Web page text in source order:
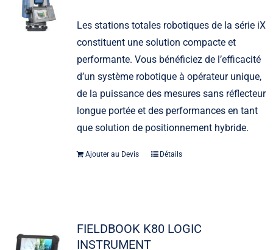
Les stations totales robotiques de la série iX
constituent une solution compacte et
performante. Vous bénéficiez de l’efficacité
d’un système robotique à opérateur unique,
de la puissance des mesures sans réflecteur
longue portée et des performances en tant
que solution de positionnement hybride.
Ajouter au Devis Détails
FIELDBOOK K80 LOGIC
INSTRUMENT